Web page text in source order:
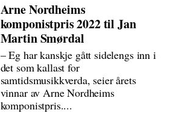
Arne Nordheims
komponistpris 2022 til Jan
Martin Smørdal
– Eg har kanskje gått sidelengs inn i
det som kallast for
samtidsmusikkverda, seier årets
vinnar av Arne Nordheims
komponistpris....